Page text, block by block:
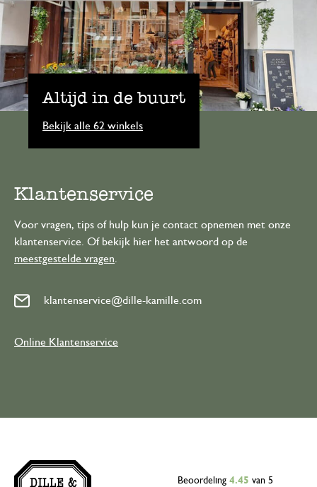
Altijd in de buurt
Bekijk alle 62 winkels
Klantenservice
Voor vragen, tips of hulp kun je contact opnemen met onze
klantenservice. Of bekijk hier het antwoord op de
meestgestelde vragen.
klantenservice@dille-kamille.com
Online Klantenservice
Beoordeling 4.45 van 5